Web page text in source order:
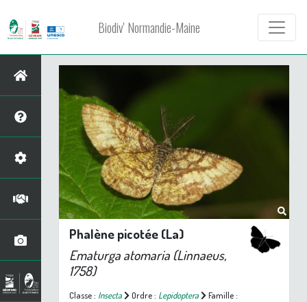
Biodiv' Normandie-Maine
Phalène picotée (La)
Ematurga atomaria (Linnaeus,
1758)
Classe : Insecta Ordre : Lepidoptera
Famille :